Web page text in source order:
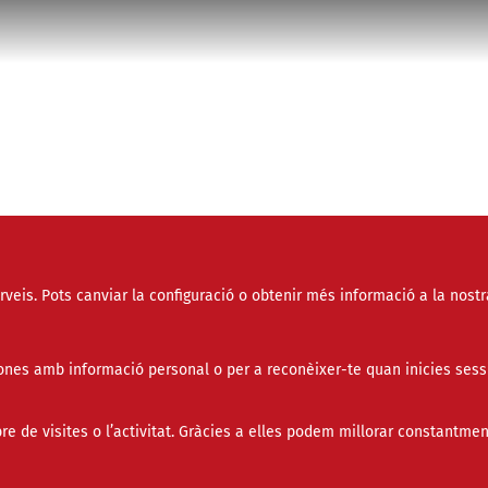
Pots canviar la configuració o obtenir més informació a la
amb informació personal o per a reconèixer-te quan inicies
de visites o l’activitat. Gràcies a elles podem millorar
les quotes suportades abans de començar una